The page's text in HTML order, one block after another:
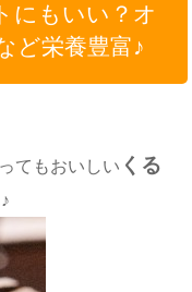
にもいい？オ
ど栄養豊富♪
てもおいしい くる